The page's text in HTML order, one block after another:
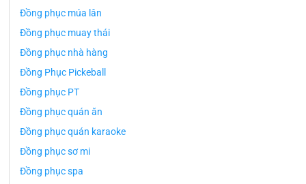
Đồng phục múa lân
Đồng phục muay thái
Đồng phục nhà hàng
Đồng Phục Pickeball
Đồng phục PT
Đồng phục quán ăn
Đồng phục quán karaoke
Đồng phục sơ mi
Đồng phục spa